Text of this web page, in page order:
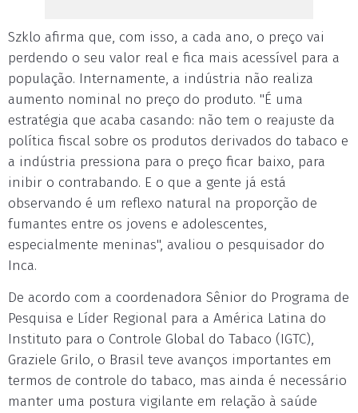
Szklo afirma que, com isso, a cada ano, o preço vai
perdendo o seu valor real e fica mais acessível para a
população. Internamente, a indústria não realiza
aumento nominal no preço do produto. "É uma
estratégia que acaba casando: não tem o reajuste da
política fiscal sobre os produtos derivados do tabaco e
a indústria pressiona para o preço ficar baixo, para
inibir o contrabando. E o que a gente já está
observando é um reflexo natural na proporção de
fumantes entre os jovens e adolescentes,
especialmente meninas", avaliou o pesquisador do
Inca.
De acordo com a coordenadora Sênior do Programa de
Pesquisa e Líder Regional para a América Latina do
Instituto para o Controle Global do Tabaco (IGTC),
Graziele Grilo, o Brasil teve avanços importantes em
termos de controle do tabaco, mas ainda é necessário
manter uma postura vigilante em relação à saúde